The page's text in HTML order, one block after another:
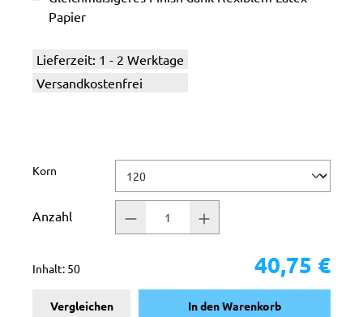
Papier
Lieferzeit: 1 - 2 Werktage
Versandkostenfrei
Korn
Anzahl
Inhalt: 50 40,75 €
Vergleichen In den Warenkorb